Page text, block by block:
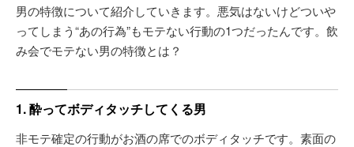
男の特徴について紹介していきます。悪気はないけどついや
ってしまう“あの行為”もモテない行動の1つだったんです。飲
み会でモテない男の特徴とは？
1. 酔ってボディタッチしてくる男
非モテ確定の行動がお酒の席でのボディタッチです。素面の